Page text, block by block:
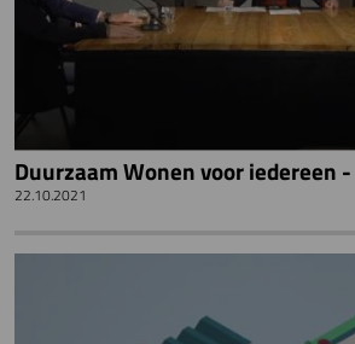
Duurzaam Wonen voor iedereen
22.10.2021